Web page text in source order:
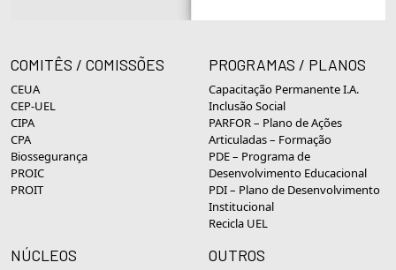
COMITÊS / COMISSÕES
CEUA
CEP-UEL
CIPA
CPA
Biossegurança
PROIC
PROIT
PROGRAMAS / PLANOS
Capacitação Permanente I.A.
Inclusão Social
PARFOR – Plano de Ações
Articuladas – Formação
PDE – Programa de
Desenvolvimento Educacional
PDI – Plano de Desenvolvimento
Institucional
Recicla UEL
NÚCLEOS OUTROS